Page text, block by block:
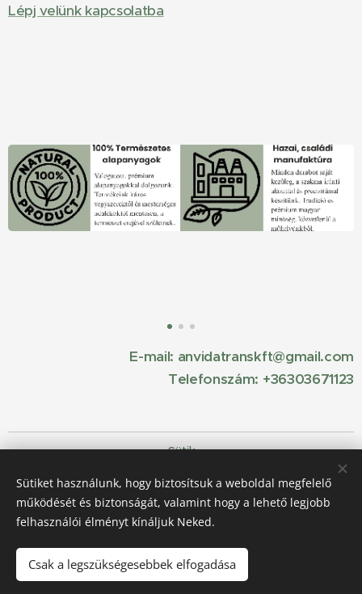
Lépj velünk kapcsolatba
E-mail: anvidatranskft@gmail.com
Telefonszám: +36303671123
Sütik
Nyelvek
Magyar
English
Sütiket használunk, hogy biztosítsuk a weboldal megfelelő
működését és biztonságát, valamint hogy a lehető legjobb
felhasználói élményt kínáljuk Neked.
Csak a legszükségesebbek elfogadása